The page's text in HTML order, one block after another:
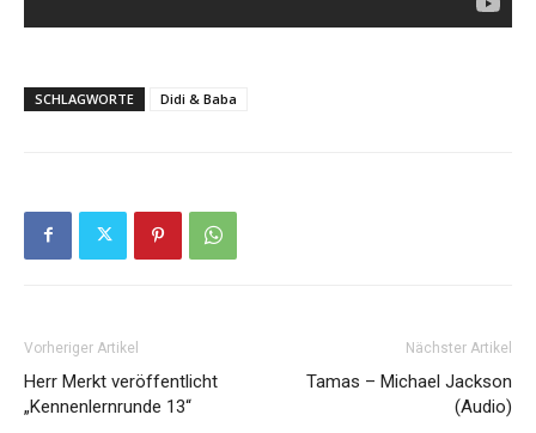
SCHLAGWORTE Didi & Baba
Vorheriger Artikel
Herr Merkt veröffentlicht
„Kennenlernrunde 13“
Nächster Artikel
Tamas – Michael Jackson
(Audio)